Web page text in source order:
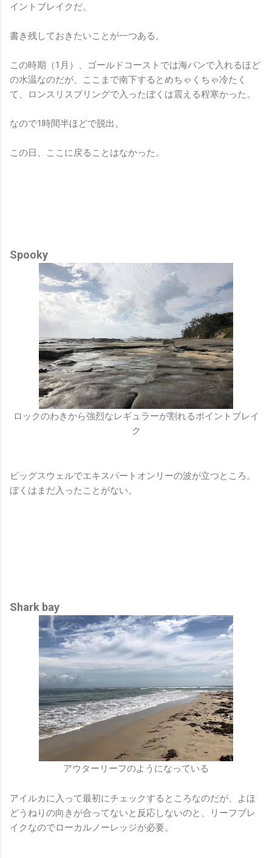
イントブレイクだ。
書き残しておきたいことが一つある。
この時期（1月）、ゴールドコーストでは海パンで入れるほど
の水温なのだが、ここまで南下するとめちゃくちゃ冷たく
て、ロンスリスプリングで入ったぼくは震える程寒かった。
なので1時間半ほどで脱出。
この日、ここに戻ることはなかった。
Spooky
ロックのわきから強烈なレギュラーが割れるポイントブレイ
ク
ビッグスウェルでエキスパートオンリーの波が立つところ。
ぼくはまだ入ったことがない。
Shark bay
アウターリーフのようになっている
アイルカに入って最初にチェックするところなのだが、よほ
どうねりの向きが合ってないと反応しないのと、リーフブレ
イクなのでローカルノーレッジが必要。